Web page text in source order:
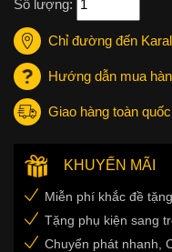
Số lượng:
Chỉ đường đến
Hướng dẫn mua
Giao hàng toàn quốc
KHUYẾN MÃI
Miễn phí khắc đề
Tặng phụ kiện sang
Chuyển phát nhanh,